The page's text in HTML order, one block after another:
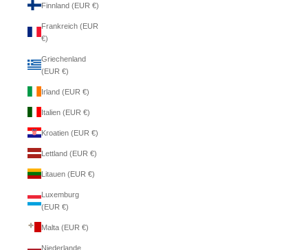
Finnland (EUR €)
Frankreich (EUR
€)
Griechenland
(EUR €)
Irland (EUR €)
Italien (EUR €)
Kroatien (EUR €)
Lettland (EUR €)
Litauen (EUR €)
Luxemburg
(EUR €)
Malta (EUR €)
Niederlande